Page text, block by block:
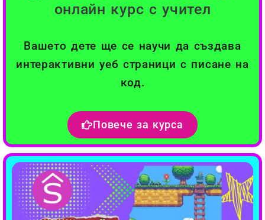
онлайн курс с учител
Вашето дете ще се научи да създава
интерактивни уеб страници с писане на
код.
Повече за курса